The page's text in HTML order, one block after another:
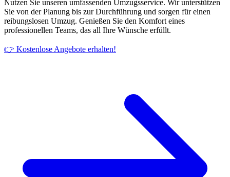
Nutzen Sie unseren umfassenden Umzugsservice. Wir unterstützen
Sie von der Planung bis zur Durchführung und sorgen für einen
reibungslosen Umzug. Genießen Sie den Komfort eines
professionellen Teams, das all Ihre Wünsche erfüllt.
👉 Kostenlose Angebote erhalten!